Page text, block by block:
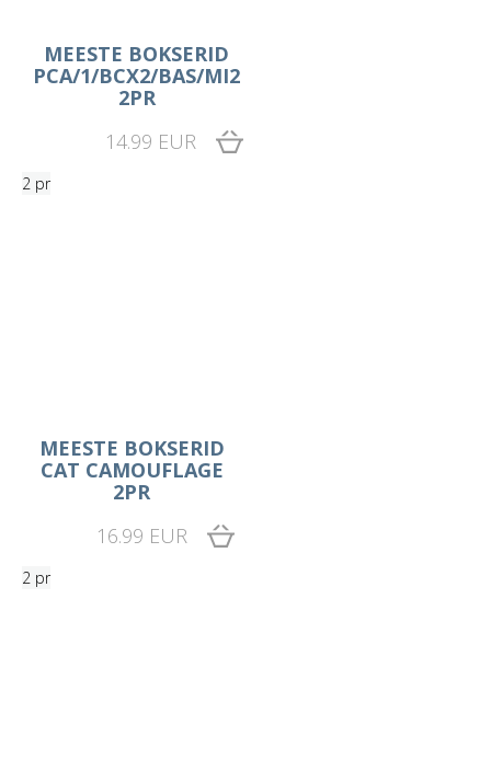
MEESTE BOKSERID
PCA/1/BCX2/BAS/MI2
2PR
14.99 EUR
2 pr
MEESTE BOKSERID
CAT CAMOUFLAGE
2PR
16.99 EUR
2 pr